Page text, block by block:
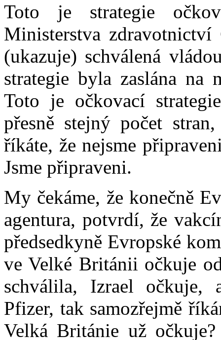
Toto je strategie
Ministerstva
(ukazuje) schválená
strategie byla zaslána
Toto je očkovací
přesně stejný počet
říkáte, že nejsme
Jsme připraveni.
My čekáme, že konečně
agentura, potvrdí, že
předsedkyně Evropské
ve Velké Británii očkuje
schválila, Izrael očkuje,
Pfizer, tak samozřejmě
Velká Británie už